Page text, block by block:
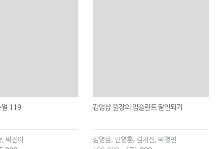
얼 119
, 박진아
김영삼 원장의 임플란트 달인되기
김영삼, 편영훈, 김지선, 박영민